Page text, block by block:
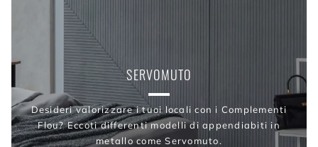
SERVOMUTO
Desideri valorizzare i tuoi locali con i Complementi
Flou? Eccoti differenti modelli di appendiabiti in
metallo come Servomuto.